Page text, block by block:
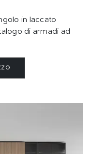
in laccato
di armadi ad